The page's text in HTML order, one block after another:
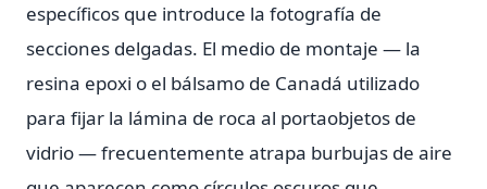
específicos que introduce la fotografía de
secciones delgadas. El medio de montaje — la
resina epoxi o el bálsamo de Canadá utilizado
para fijar la lámina de roca al portaobjetos de
vidrio — frecuentemente atrapa burbujas de aire